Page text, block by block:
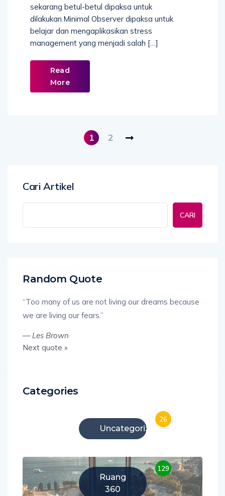
sekarang betul-betul dipaksa untuk
dilakukan.Minimal Observer dipaksa untuk
belajar dan mengaplikasikan stress
management yang menjadi salah […]
Read
More
1 2
Cari Artikel
CARI
Random Quote
“Too many of us are not living our dreams because
we are living our fears.”
—Les Brown
Next quote »
Categories
Uncategorized
26
Ruang
360
129